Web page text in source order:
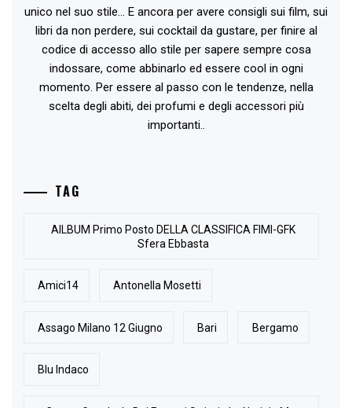
unico nel suo stile... E ancora per avere consigli sui film, sui
libri da non perdere, sui cocktail da gustare, per finire al
codice di accesso allo stile per sapere sempre cosa
indossare, come abbinarlo ed essere cool in ogni
momento. Per essere al passo con le tendenze, nella
scelta degli abiti, dei profumi e degli accessori più
importanti..
TAG
AlLBUM Primo Posto DELLA CLASSIFICA FIMI-GFK
Sfera Ebbasta
Amici14 Antonella Mosetti
Assago Milano 12 Giugno Bari Bergamo
Blu Indaco